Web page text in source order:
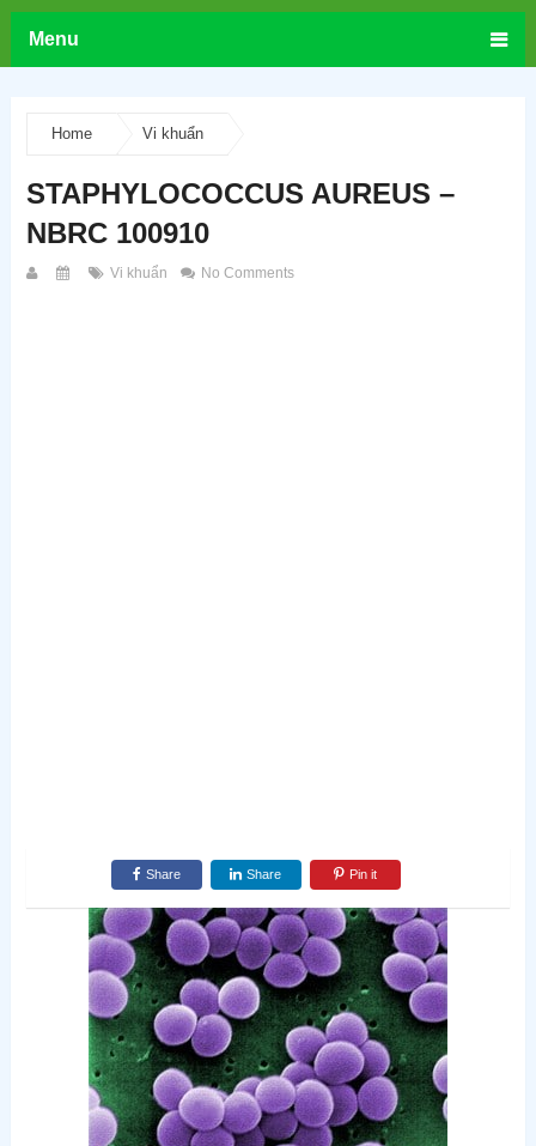
Menu
Home Vi khuẩn
STAPHYLOCOCCUS AUREUS –
NBRC 100910
Vi khuẩn No Comments
Share Share Pin it